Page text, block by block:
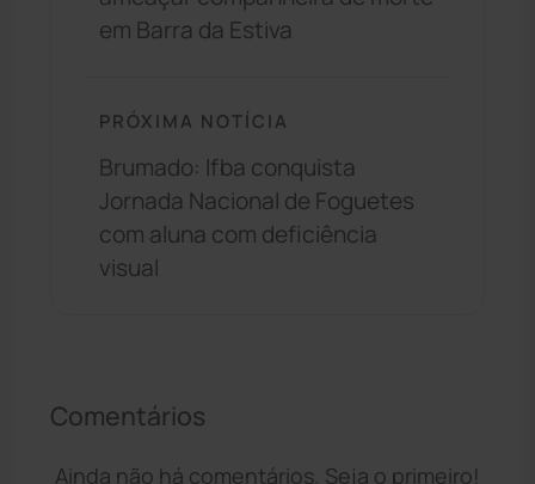
em Barra da Estiva
PRÓXIMA NOTÍCIA
Brumado: Ifba conquista
Jornada Nacional de Foguetes
com aluna com deficiência
visual
Comentários
Ainda não há comentários. Seja o primeiro!